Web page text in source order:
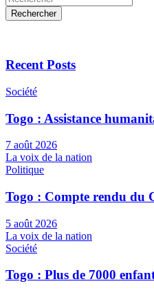
Rechercher
Recent Posts
Société
Togo : Assistance
7 août 2026
La voix de la nation
Politique
Togo : Compte rendu du
5 août 2026
La voix de la nation
Société
Togo : Plus de 7000